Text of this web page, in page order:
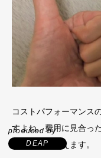
produced by
DEAP
コストパフォーマンス
すよね。費用に見合っ
も買おうと思えます。